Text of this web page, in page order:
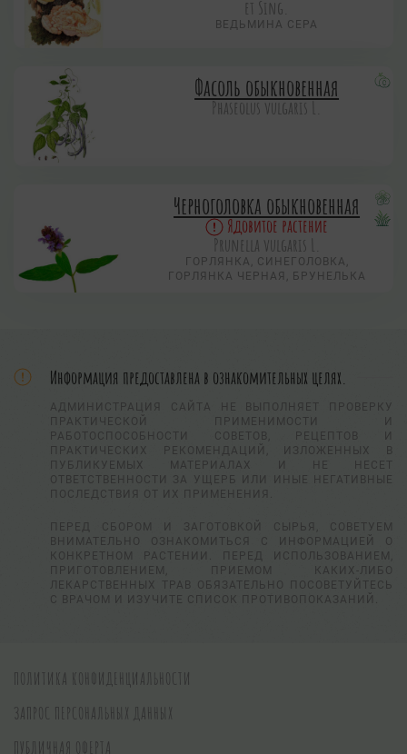
et Sing.
ВЕДЬМИНА СЕРА
Фасоль обыкновенная
Phaseolus vulgaris L.
Черноголовка обыкновенная
Ядовитое растение
Prunella vulgaris L.
ГОРЛЯНКА, СИНЕГОЛОВКА,
ГОРЛЯНКА ЧЕРНАЯ, БРУНЕЛЬКА
Информация предоставлена в ознакомительных целях.
АДМИНИСТРАЦИЯ САЙТА НЕ ВЫПОЛНЯЕТ ПРОВЕРКУ
ПРАКТИЧЕСКОЙ ПРИМЕНИМОСТИ И
РАБОТОСПОСОБНОСТИ СОВЕТОВ, РЕЦЕПТОВ И
ПРАКТИЧЕСКИХ РЕКОМЕНДАЦИЙ, ИЗЛОЖЕННЫХ В
ПУБЛИКУЕМЫХ МАТЕРИАЛАХ И НЕ НЕСЕТ
ОТВЕТСТВЕННОСТИ ЗА УЩЕРБ ИЛИ ИНЫЕ НЕГАТИВНЫЕ
ПОСЛЕДСТВИЯ ОТ ИХ ПРИМЕНЕНИЯ.
ПЕРЕД СБОРОМ И ЗАГОТОВКОЙ СЫРЬЯ, СОВЕТУЕМ
ВНИМАТЕЛЬНО ОЗНАКОМИТЬСЯ С ИНФОРМАЦИЕЙ О
КОНКРЕТНОМ РАСТЕНИИ. ПЕРЕД ИСПОЛЬЗОВАНИЕМ,
ПРИГОТОВЛЕНИЕМ, ПРИЕМОМ КАКИХ-ЛИБО
ЛЕКАРСТВЕННЫХ ТРАВ ОБЯЗАТЕЛЬНО ПОСОВЕТУЙТЕСЬ
С ВРАЧОМ И ИЗУЧИТЕ СПИСОК ПРОТИВОПОКАЗАНИЙ.
ПОЛИТИКА КОНФИДЕНЦИАЛЬНОСТИ
ЗАПРОС ПЕРСОНАЛЬНЫХ ДАННЫХ
ПУБЛИЧНАЯ ОФЕРТА